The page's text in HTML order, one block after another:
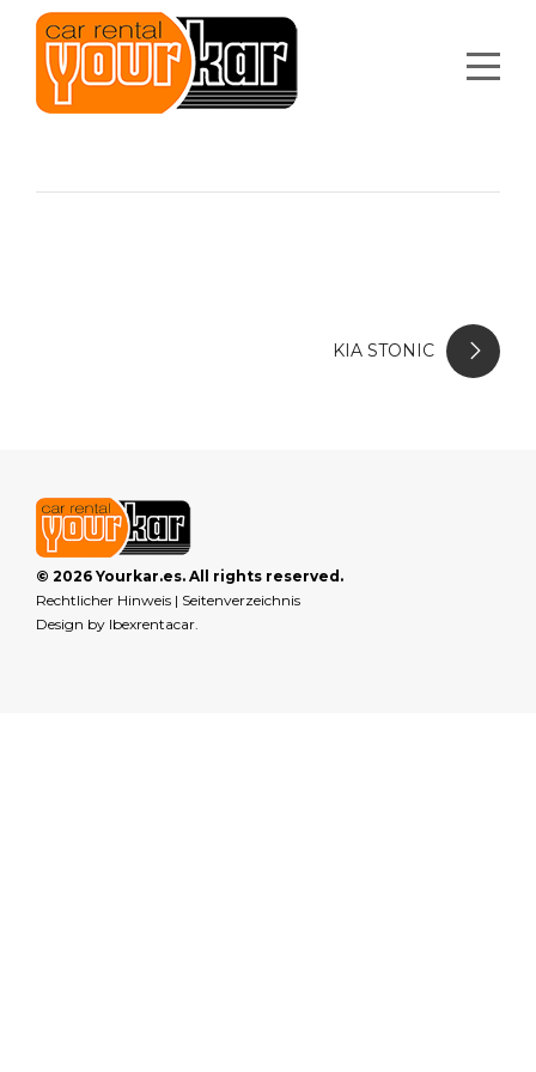
KIA STONIC
© 2026 Yourkar.es. All rights reserved.
Rechtlicher Hinweis | Seitenverzeichnis
Design by Ibexrentacar.